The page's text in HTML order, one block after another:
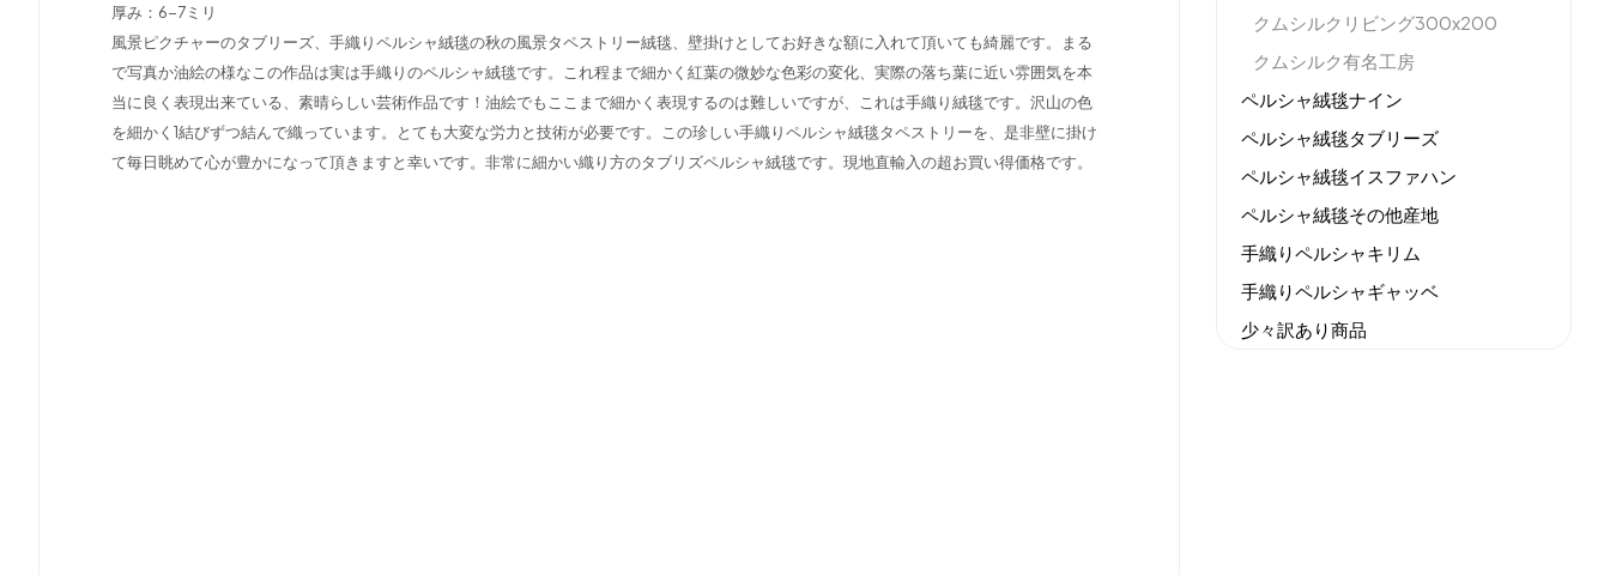
厚み：6-7ミリ
風景ピクチャーのタブリーズ、手織りペルシャ絨毯の秋の風景タペストリー絨毯、壁掛けとしてお好きな額に入れて頂いても綺麗です。まる
で写真か油絵の様なこの作品は実は手織りのペルシャ絨毯です。これ程まで細かく紅葉の微妙な色彩の変化、実際の落ち葉に近い雰囲気を本
当に良く表現出来ている、素晴らしい芸術作品です！油絵でもここまで細かく表現するのは難しいですが、これは手織り絨毯です。沢山の色
を細かく1結びずつ結んで織っています。とても大変な労力と技術が必要です。この珍しい手織りペルシャ絨毯タペストリーを、是非壁に掛け
て毎日眺めて心が豊かになって頂きますと幸いです。非常に細かい織り方のタブリズペルシャ絨毯です。現地直輸入の超お買い得価格です。
クムシルクリビング300x200
クムシルク有名工房
ペルシャ絨毯ナイン
ペルシャ絨毯タブリーズ
ペルシャ絨毯イスファハン
ペルシャ絨毯その他産地
手織りペルシャキリム
手織りペルシャギャッベ
少々訳あり商品